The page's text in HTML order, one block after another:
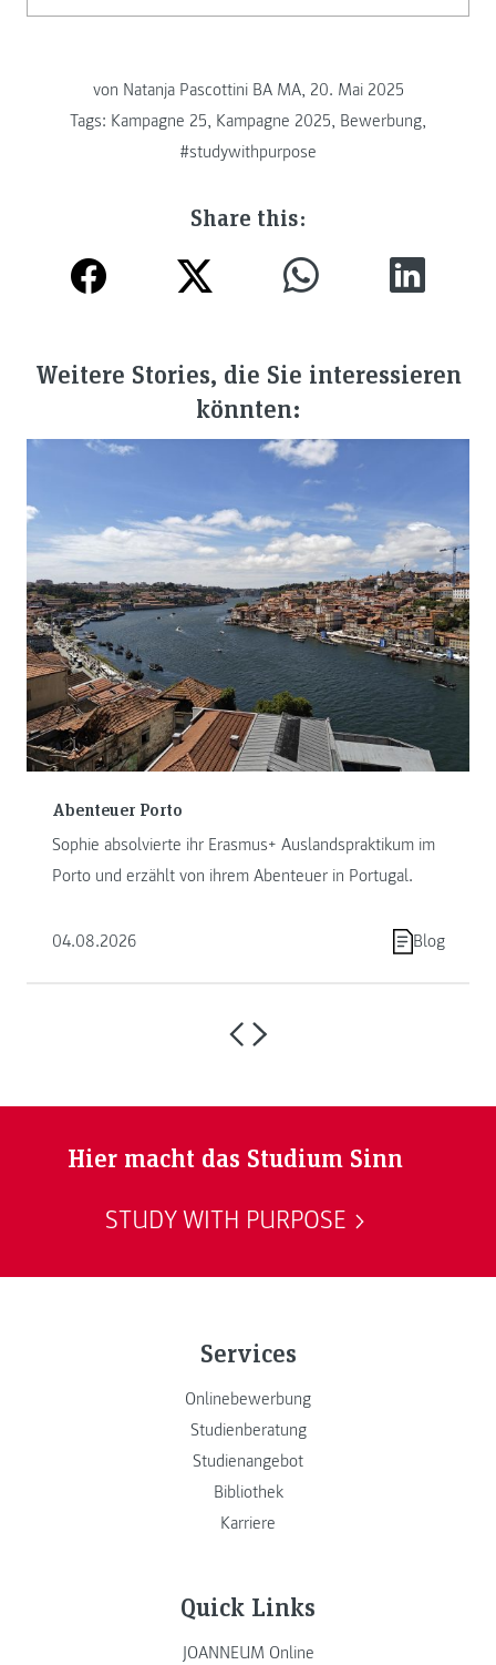
von Natanja Pascottini BA MA, 20. Mai 2025
Tags: Kampagne 25, Kampagne 2025, Bewerbung,
#studywithpurpose
Share this:
Weitere Stories, die Sie interessieren
könnten:
Abenteuer Porto
Sophie absolvierte ihr Erasmus+ Auslandspraktikum im
Porto und erzählt von ihrem Abenteuer in Portugal.
04.08.2026 Blog
Hier macht das Studium Sinn
STUDY WITH PURPOSE
Services
Onlinebewerbung
Studienberatung
Studienangebot
Bibliothek
Karriere
Quick Links
JOANNEUM Online